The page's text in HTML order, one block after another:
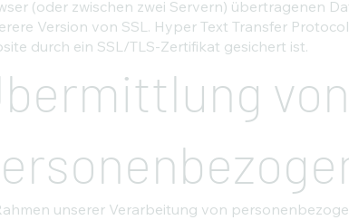
(oder zwischen zwei Servern) übertragenen
Version von SSL. Hyper Text Transfer
durch ein SSL/TLS-Zertifikat gesichert ist.
von
unserer Verarbeitung von